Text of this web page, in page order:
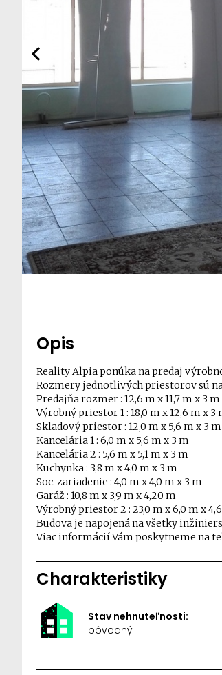
Opis
Reality Alpia ponúka na predaj
Rozmery jednotlivých priestorov sú
Predajňa rozmer : 12,6 m x 11,7 m x 3 m
Výrobný priestor 1 : 18,0 m x 12,6 m x 3
Skladový priestor : 12,0 m x 5,6 m x 3 m
Kancelária 1 : 6,0 m x 5,6 m x 3 m
Kancelária 2 : 5,6 m x 5,1 m x 3 m
Kuchynka : 3,8 m x 4,0 m x 3 m
Soc. zariadenie : 4,0 m x 4,0 m x 3 m
Garáž : 10,8 m x 3,9 m x 4,20 m
Výrobný priestor 2 : 23,0 m x 6,0 m x
Budova je napojená na všetky
Viac informácií Vám poskytneme na
Charakteristiky
Stav nehnuteľnosti:
pôvodný